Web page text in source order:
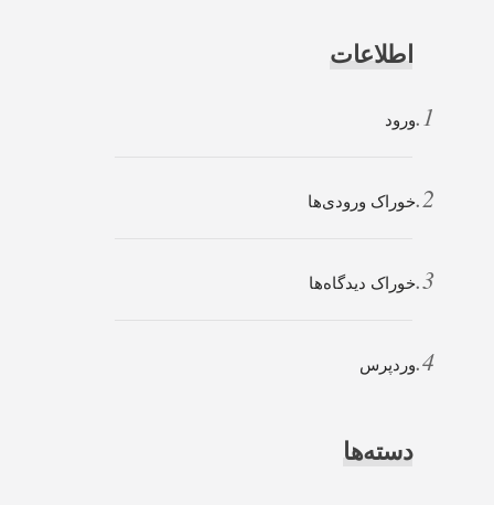
اطلاعات
ورود
خوراک ورودی‌ها
خوراک دیدگاه‌ها
وردپرس
دسته‌ها